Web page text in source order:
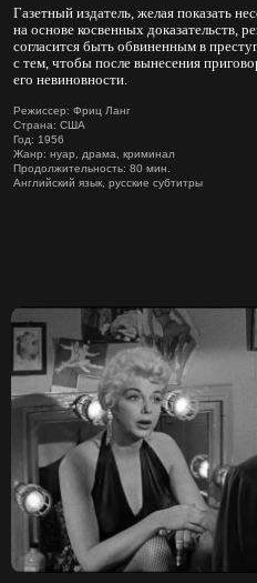
Газетный издатель, желая показать
на основе косвенных доказательств,
согласится быть обвиненным в
с тем, чтобы после вынесения
его невиновности.
Режиссер: Фриц Ланг
Страна: США
Год: 1956
Жанр: нуар, драма, криминал
Продолжительность: 80 мин.
Английский язык, русские субтитры